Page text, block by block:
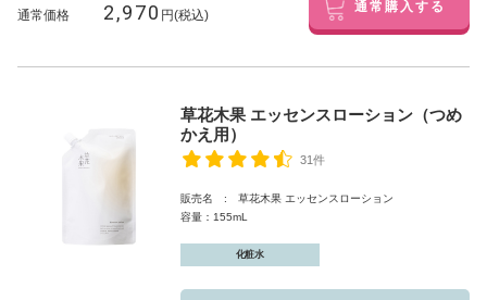
通常価格 2,970 円(税込) 通常購入する
草花木果 エッセンスローション（つめ
かえ用）
31件
販売名 : 草花木果 エッセンスローション
容量：155mL
化粧水